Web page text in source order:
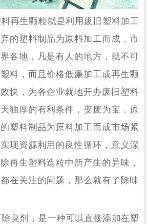
生颗粒就是利用废旧塑料加工
的塑料制品为原料加工而成，市
各地，凡是有人的地方，就不可
料，而且价格低廉加工成再生颗
快，为各企业就地开办废旧塑料
独厚的有利条件，变废为宝，原
塑料制品为原料加工而成市场紧
现资源利用的良性循环，意义深
再生塑料造粒中所产生的异味，
在关注的问题，那么就有了除味
剂，是一种可以直接添加在塑